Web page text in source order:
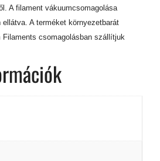
A filament vákuumcsomagolása
A terméket környezetbarát
Filaments csomagolásban szállítjuk